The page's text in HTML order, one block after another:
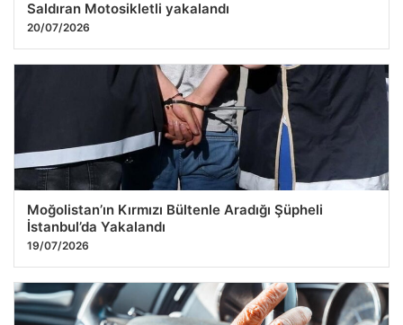
Saldıran Motosikletli yakalandı
20/07/2026
Moğolistan’ın Kırmızı Bültenle Aradığı Şüpheli
İstanbul’da Yakalandı
19/07/2026